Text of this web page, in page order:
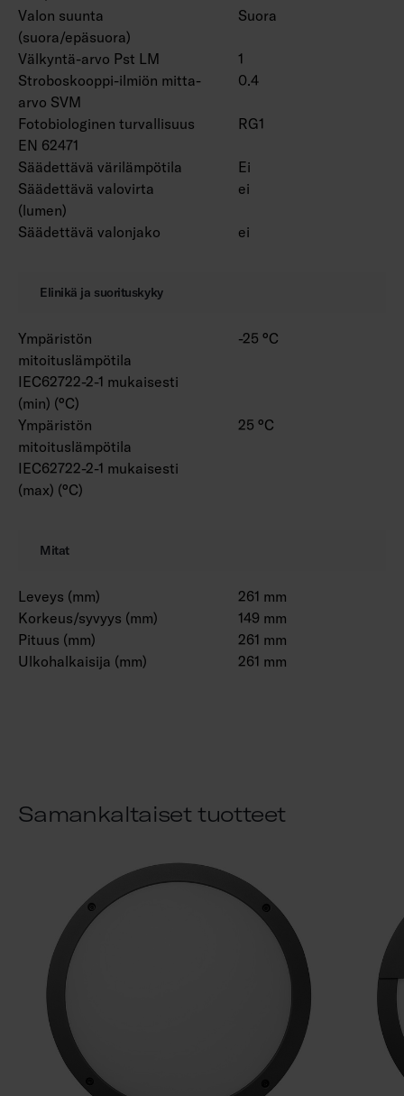
Valon suunta
(suora/epäsuora)
Suora
Välkyntä-arvo Pst LM
1
Stroboskooppi-ilmiön mitta-
arvo SVM
0.4
Fotobiologinen turvallisuus
EN 62471
RG1
Säädettävä värilämpötila
Ei
Säädettävä valovirta
(lumen)
ei
Säädettävä valonjako ei
Elinikä ja suorituskyky
Ympäristön
mitoituslämpötila
IEC62722-2-1 mukaisesti
(min) (°C)
-25 °C
Ympäristön
mitoituslämpötila
IEC62722-2-1 mukaisesti
(max) (°C)
25 °C
Mitat
Leveys (mm)
261 mm
Korkeus/syvyys (mm)
149 mm
Pituus (mm)
261 mm
Ulkohalkaisija (mm)
261 mm
Samankaltaiset tuotteet